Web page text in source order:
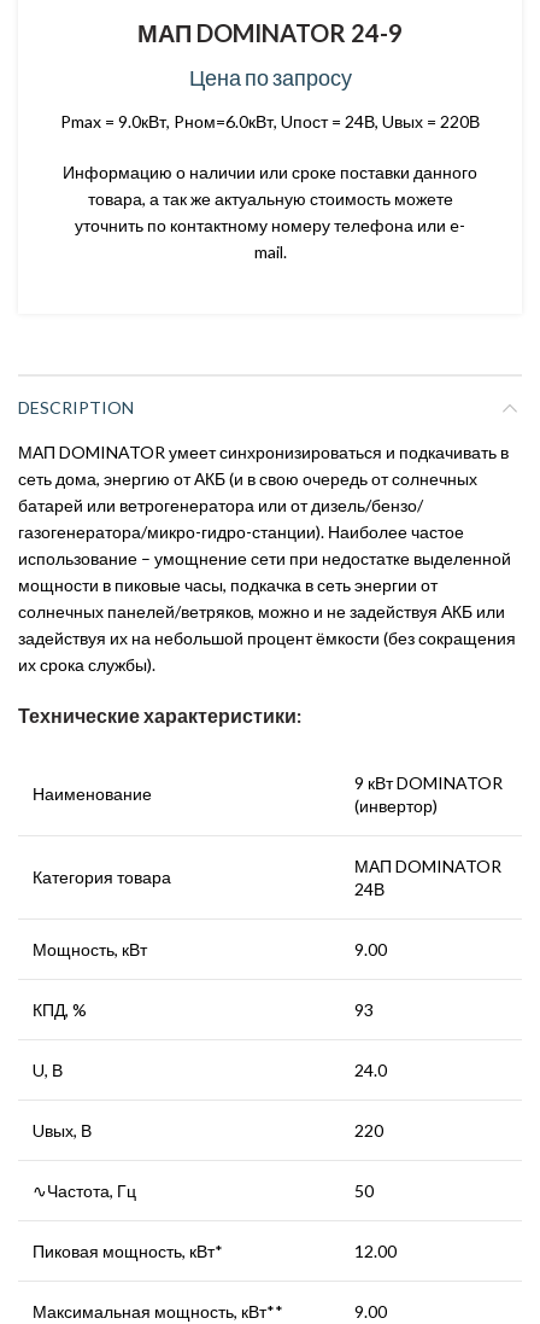
МАП DOMINATOR 24-9
Цена по запросу
Pmax = 9.0кВт, Pном=6.0кВт, Uпост = 24В, Uвых = 220В
Информацию о наличии или сроке поставки данного
товара, а так же актуальную стоимость можете
уточнить по контактному номеру телефона или e-
mail.
DESCRIPTION
МАП DOMINATOR умеет синхронизироваться и подкачивать в
сеть дома, энергию от АКБ (и в свою очередь от солнечных
батарей или ветрогенератора или от дизель/бензо/
газогенератора/микро-гидро-станции). Наиболее частое
использование – умощнение сети при недостатке выделенной
мощности в пиковые часы, подкачка в сеть энергии от
солнечных панелей/ветряков, можно и не задействуя АКБ или
задействуя их на небольшой процент ёмкости (без сокращения
их срока службы).
Технические характеристики:
Наименование
9 кВт DOMINATOR
(инвертор)
Категория товара
МАП DOMINATOR
24В
Мощность, кВт 9.00
КПД, % 93
U, В 24.0
Uвых, В 220
∿Частота, Гц 50
Пиковая мощность, кВт* 12.00
Максимальная мощность, кВт** 9.00